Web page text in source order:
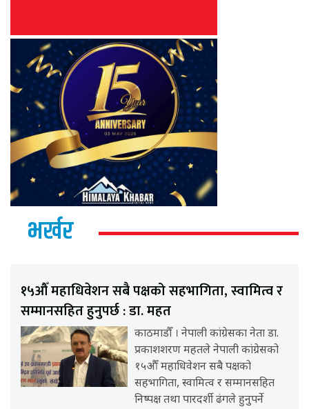
भर्खर
१५औँ महाधिवेशन सबै पक्षको सहभागिता, स्वामित्व र
सम्मानसहित हुनुपर्छ : डा. महत
काठमाडौँ । नेपाली कांग्रेसका नेता डा.
प्रकाशशरण महतले नेपाली कांग्रेसको
१५औँ महाधिवेशन सबै पक्षको
सहभागिता, स्वामित्व र सम्मानसहित
निष्पक्ष तथा पारदर्शी ढंगले हुनुपर्ने